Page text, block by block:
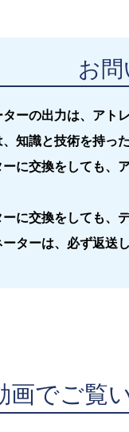
お
ーの出力は、アト
知識と技術を持っ
に交換をしても、
に交換をしても、
ターは、必ず返送
画でご覧